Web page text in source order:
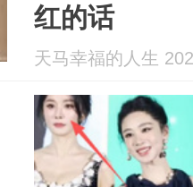
红的话
天马幸福的人生